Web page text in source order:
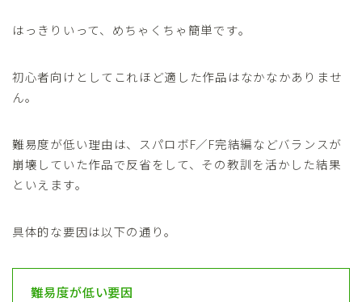
はっきりいって、めちゃくちゃ簡単です。
初心者向けとしてこれほど適した作品はなかなかありませ
ん。
難易度が低い理由は、スパロボF／F完結編などバランスが
崩壊していた作品で反省をして、その教訓を活かした結果
といえます。
具体的な要因は以下の通り。
難易度が低い要因